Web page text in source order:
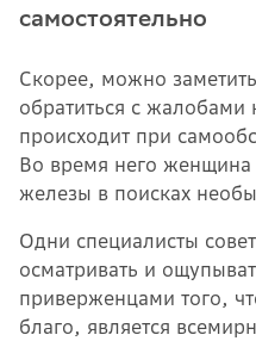
самостоятельно
Скорее, можно
обратиться с
происходит при
Во время него женщина
железы в поисках
Одни специалисты
осматривать и
приверженцами того,
благо, является